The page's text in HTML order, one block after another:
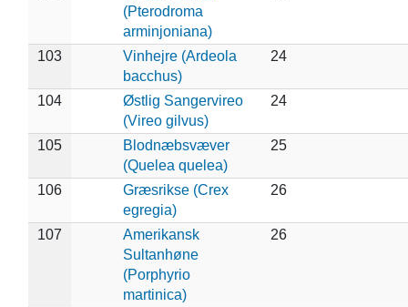
(Pterodroma
arminjoniana)
103
Vinhejre (Ardeola
bacchus)
24
104
Østlig Sangervireo
(Vireo gilvus)
24
105
Blodnæbsvæver
(Quelea quelea)
25
106
Græsrikse (Crex
egregia)
26
107
Amerikansk
Sultanhøne
(Porphyrio
martinica)
26